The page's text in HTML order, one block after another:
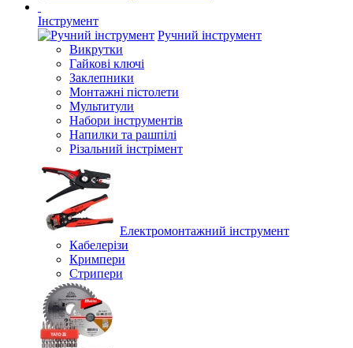
Інструмент
Ручний інструмент
Викрутки
Гайкові ключі
Заклепники
Монтажні пістолети
Мультитули
Набори інструментів
Напилки та рашпілі
Різальний інстрімент
Електромонтажний інструмент
Кабелерізи
Кримпери
Стрипери